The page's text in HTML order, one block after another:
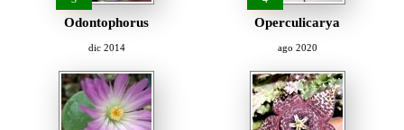
Odontophorus
dic 2014
Operculicarya
ago 2020